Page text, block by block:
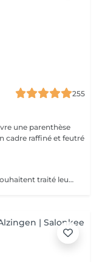
255
une parenthèse
Ce soin est adapté aux adolescents qui souhaitent traité leurs acné ou avoir une peau plus lisse et lumineuse !